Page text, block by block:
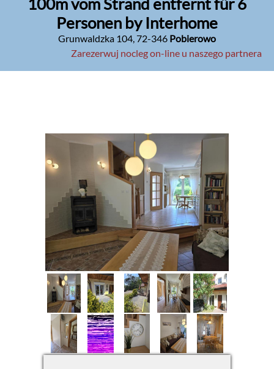
Personen by Interhome
Grunwaldzka 104,72-346 Pobierowo
Zarezerwuj nocleg on-line u naszego partnera